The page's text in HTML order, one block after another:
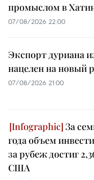
промыслом в
07/08/2026 22:00
Экспорт дуриана
нацелен на новый
07/08/2026 21:00
За
года объем
за рубеж достиг
США